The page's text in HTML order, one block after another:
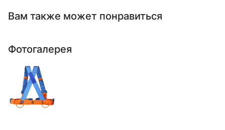
Вам также может понравиться
Фотогалерея